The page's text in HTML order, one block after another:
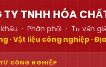
TY TNHH HÓA
khẩu · Phân phối · Tư vấn
· Vật liệu công nghiệp ·
CÔNG NGHIỆP